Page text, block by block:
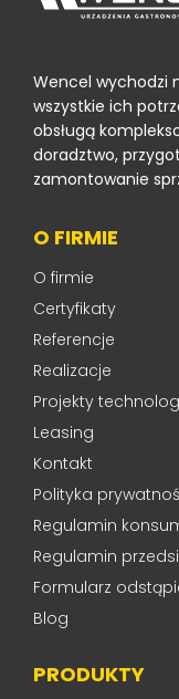
Wencel wychodzi
wszystkie ich
obsługą
doradztwo,
zamontowanie
O FIRMIE
O firmie
Certyfikaty
Referencje
Realizacje
Projekty
Leasing
Kontakt
Polityka
Regulamin
Regulamin
Formularz
Blog
PRODUKTY